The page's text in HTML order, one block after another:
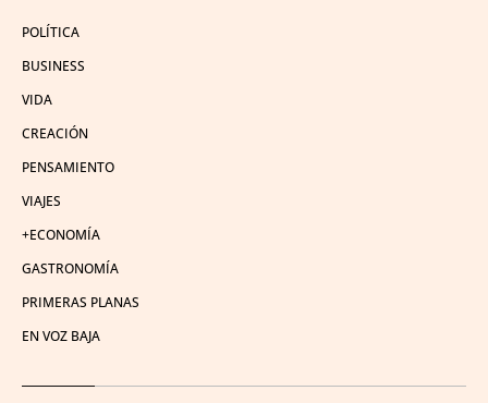
POLÍTICA
BUSINESS
VIDA
CREACIÓN
PENSAMIENTO
VIAJES
+ECONOMÍA
GASTRONOMÍA
PRIMERAS PLANAS
EN VOZ BAJA